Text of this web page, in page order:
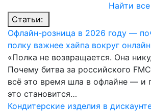
Найти
Статьи:
Офлайн-розница в 2026 году —
полку важнее хайпа вокруг
«Полка не возвращается. Она
Почему битва за российского
всё это время шла в офлайне — и
это становится…
Кондитерские изделия в